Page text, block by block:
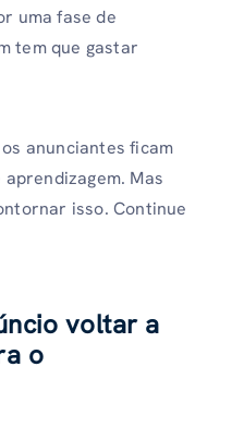
uma fase de
tem que gastar
anunciantes ficam
Mas
isso. Continue
voltar a
o